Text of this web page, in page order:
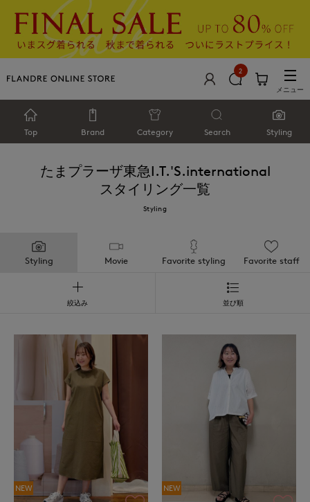
2
メニュー
Top Brand Category Search Styling
たまプラーザ東急I.T.'S.international
スタイリング一覧
Styling
Styling Movie Favorite styling Favorite staff
絞込み 並び順
NEW NEW